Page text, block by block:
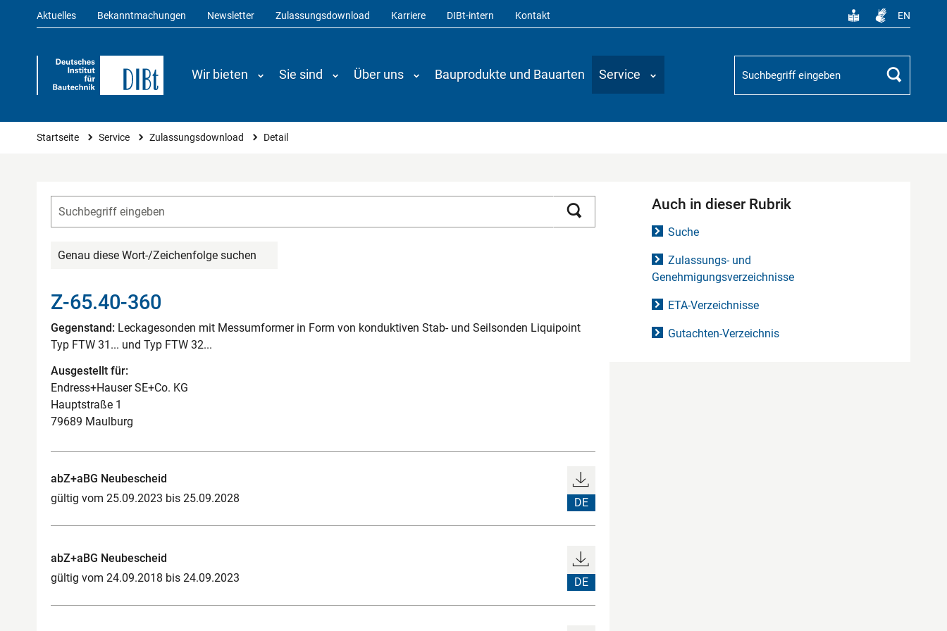
Aktuelles Bekanntmachungen Newsletter Zulassungsdownload Karriere DIBt-intern Kontakt EN
Wir bieten Sie sind Über uns Bauprodukte und Bauarten Service
Suchbegriff
Suchen
Sie sind hier
Startseite Service Zulassungsdownload Detail
Genau diese Wort-/Zeichenfolge suchen
Z-65.40-360
Gegenstand: Leckagesonden mit Messumformer in Form von konduktiven Stab- und Seilsonden Liquipoint
Typ FTW 31... und Typ FTW 32...
Ausgestellt für:
Endress+Hauser SE+Co. KG
Hauptstraße 1
79689 Maulburg
abZ+aBG Neubescheid
gültig vom 25.09.2023 bis 25.09.2028
DE
abZ+aBG Neubescheid
gültig vom 24.09.2018 bis 24.09.2023
DE
Auch in dieser Rubrik
Suche
Zulassungs- und
Genehmigungsverzeichnisse
ETA-Verzeichnisse
Gutachten-Verzeichnis